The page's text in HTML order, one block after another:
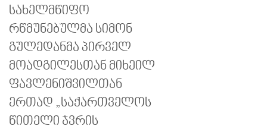
სახელმწიფო
რწმუნებულმა სიმონ
გულედანმა პირველ
მოადგილესთან მიხეილ
ფავლენიშვილთან
ერთად „საქართველოს
წითელი ჯვრის